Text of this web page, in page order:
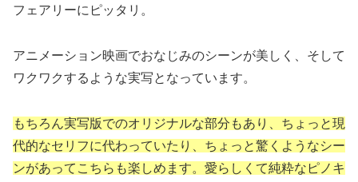
フェアリーにピッタリ。
アニメーション映画でおなじみのシーンが美しく、そして
ワクワクするような実写となっています。
もちろん実写版でのオリジナルな部分もあり、ちょっと現
代的なセリフに代わっていたり、ちょっと驚くようなシー
ンがあってこちらも楽しめます。愛らしくて純粋なピノキ